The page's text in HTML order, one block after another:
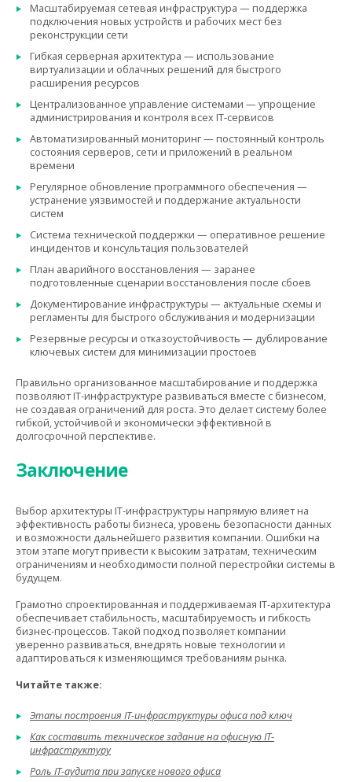
Масштабируемая сетевая инфраструктура — поддержка
подключения новых устройств и рабочих мест без
реконструкции сети
Гибкая серверная архитектура — использование
виртуализации и облачных решений для быстрого
расширения ресурсов
Централизованное управление системами — упрощение
администрирования и контроля всех IT-сервисов
Автоматизированный мониторинг — постоянный контроль
состояния серверов, сети и приложений в реальном
времени
Регулярное обновление программного обеспечения —
устранение уязвимостей и поддержание актуальности
систем
Система технической поддержки — оперативное решение
инцидентов и консультация пользователей
План аварийного восстановления — заранее
подготовленные сценарии восстановления после сбоев
Документирование инфраструктуры — актуальные схемы и
регламенты для быстрого обслуживания и модернизации
Резервные ресурсы и отказоустойчивость — дублирование
ключевых систем для минимизации простоев
Правильно организованное масштабирование и поддержка
позволяют IT-инфраструктуре развиваться вместе с бизнесом,
не создавая ограничений для роста. Это делает систему более
гибкой, устойчивой и экономически эффективной в
долгосрочной перспективе.
Заключение
Выбор архитектуры IT-инфраструктуры напрямую влияет на
эффективность работы бизнеса, уровень безопасности данных
и возможности дальнейшего развития компании. Ошибки на
этом этапе могут привести к высоким затратам, техническим
ограничениям и необходимости полной перестройки системы в
будущем.
Грамотно спроектированная и поддерживаемая IT-архитектура
обеспечивает стабильность, масштабируемость и гибкость
бизнес-процессов. Такой подход позволяет компании
уверенно развиваться, внедрять новые технологии и
адаптироваться к изменяющимся требованиям рынка.
Читайте также:
Этапы построения IT-инфраструктуры офиса под ключ
Как составить техническое задание на офисную IT-
инфраструктуру
Роль IT-аудита при запуске нового офиса